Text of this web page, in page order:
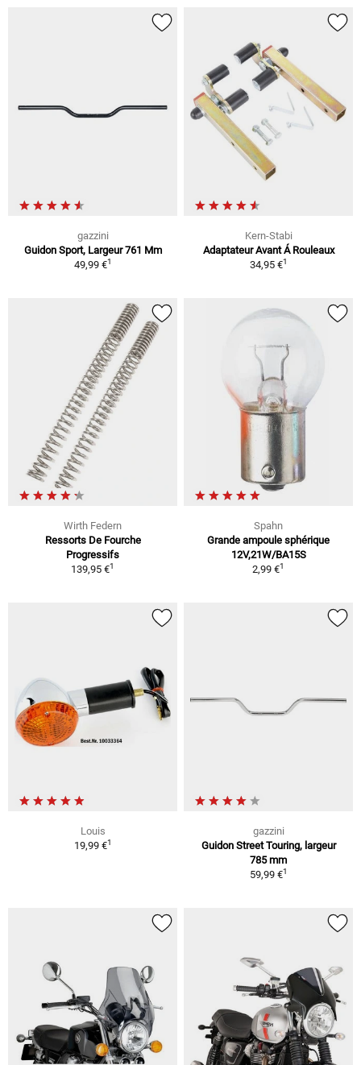
gazzini
Guidon Sport, Largeur 761 Mm
49,99 €1
Kern-Stabi
Adaptateur Avant Á Rouleaux
34,95 €1
Wirth Federn
Ressorts De Fourche
Progressifs
139,95 €1
Spahn
Grande ampoule sphérique
12V,21W/BA15S
2,99 €1
Louis
19,99 €1
gazzini
Guidon Street Touring, largeur
785 mm
59,99 €1